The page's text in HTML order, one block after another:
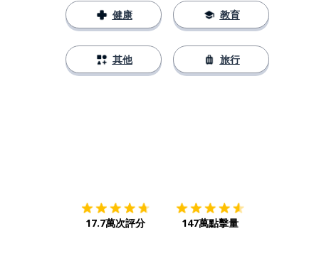
健康
其他
教育
旅行
17.7萬次評分 147萬點擊量